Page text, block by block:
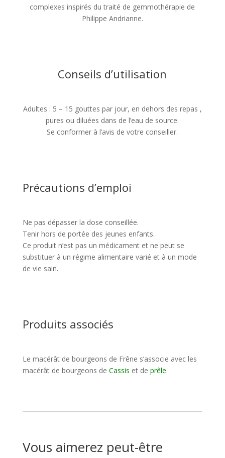
complexes inspirés du traité de gemmothérapie de
Philippe Andrianne.
Conseils d’utilisation
Adultes : 5 – 15 gouttes par jour, en dehors des repas ,
pures ou diluées dans de l’eau de source.
Se conformer à l’avis de votre conseiller.
Précautions d’emploi
Ne pas dépasser la dose conseillée.
Tenir hors de portée des jeunes enfants.
Ce produit n’est pas un médicament et ne peut se
substituer à un régime alimentaire varié et à un mode
de vie sain.
Produits associés
Le macérât de bourgeons de Frêne s’associe avec les
macérât de bourgeons de Cassis et de prêle.
Vous aimerez peut-être